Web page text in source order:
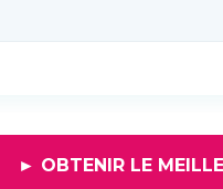
► OBTENIR LE